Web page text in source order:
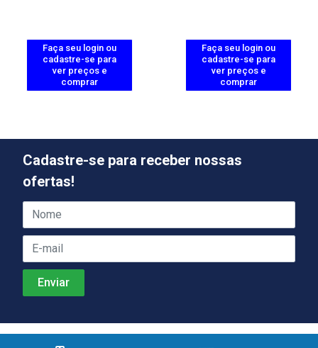
Faça seu login ou
cadastre-se para
ver preços e
comprar
Faça seu login ou
cadastre-se para
ver preços e
comprar
Cadastre-se para receber nossas
ofertas!